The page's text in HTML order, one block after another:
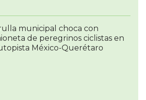
municipal choca con
de peregrinos ciclistas en
México-Querétaro